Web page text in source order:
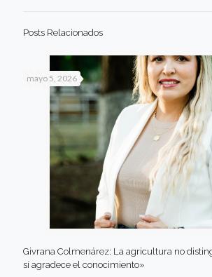
Posts Relacionados
mayo 5, 2026
Givrana Colmenárez: La agricultura no
sí agradece el conocimiento»